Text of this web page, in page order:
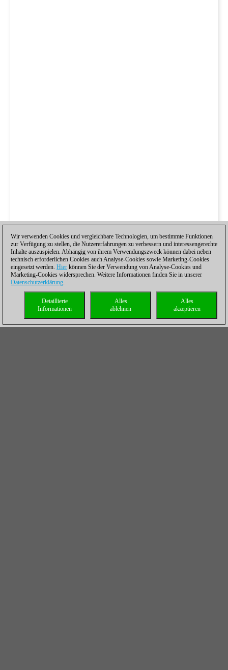
Wir verwenden Cookies und vergleichbare Technologien, um bestimmte Funktionen
zur Verfügung zu stellen, die Nutzererfahrungen zu verbessern und interessengerechte
Inhalte auszuspielen. Abhängig von ihrem Verwendungszweck können dabei neben
technisch erforderlichen Cookies auch Analyse-Cookies sowie Marketing-Cookies
eingesetzt werden. Hier können Sie der Verwendung von Analyse-Cookies und
Marketing-Cookies widersprechen. Weitere Informationen finden Sie in unserer
Datenschutzerklärung.
Alles
akzeptieren
Alles
ablehnen
Detaillierte
Informationen